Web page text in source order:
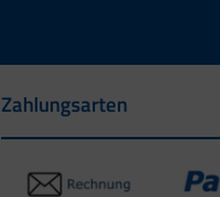
Zahlungsarten